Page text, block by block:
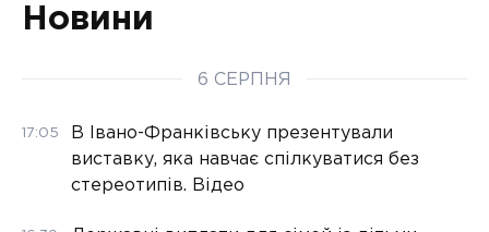
Новини
6 СЕРПНЯ
17:05
В Івано-Франківську презентували
виставку, яка навчає спілкуватися без
стереотипів. Відео